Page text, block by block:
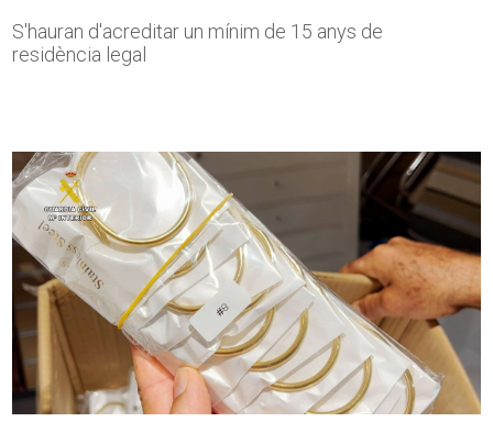
S'hauran d'acreditar un mínim de 15 anys de
residència legal